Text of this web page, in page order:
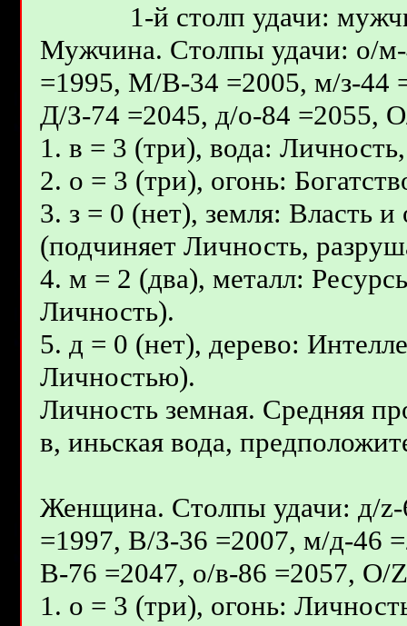
1-й столп удачи:
Мужчина. Столпы удачи: о/м-
=1995, М/В-34 =2005, м/з-44
Д/З-74 =2045, д/о-84 =2055,
1. в = 3 (три), вода:
2. о = 3 (три), огонь:
3. з = 0 (нет), земля: Власть
(подчиняет Личность,
4. м = 2 (два), металл:
Личность).
5. д = 0 (нет), дерево:
Личностью).
Личность земная. Средняя
в, иньская вода,
Женщина. Столпы удачи: д/
=1997, В/З-36 =2007, м/д-46
В-76 =2047, о/в-86 =2057, О/
1. о = 3 (три), огонь: